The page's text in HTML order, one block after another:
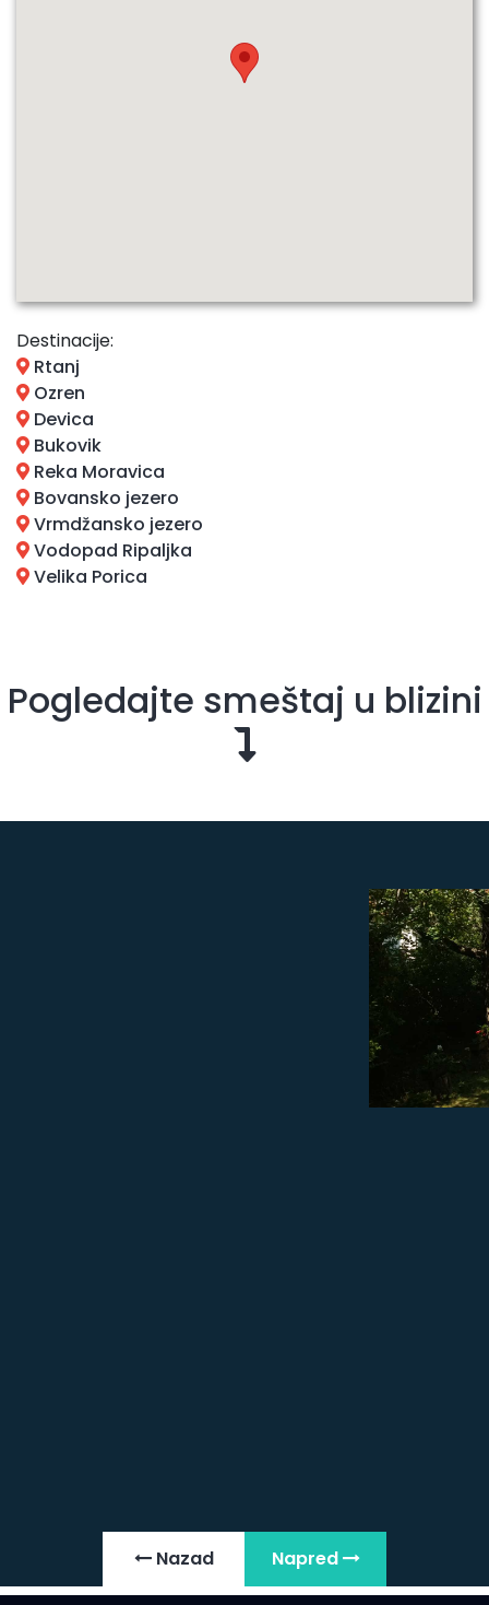
Destinacije:
Rtanj
Ozren
Devica
Bukovik
Reka Moravica
Bovansko jezero
Vrmdžansko jezero
Vodopad Ripaljka
Velika Porica
Pogledajte smeštaj u blizini
Nazad Napred